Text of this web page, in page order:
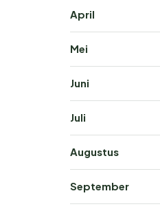
April
Mei
Juni
Juli
Augustus
September